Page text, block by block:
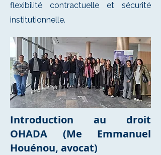
flexibilité contractuelle et sécurité
institutionnelle.
Introduction au droit
OHADA (Me Emmanuel
Houénou, avocat)